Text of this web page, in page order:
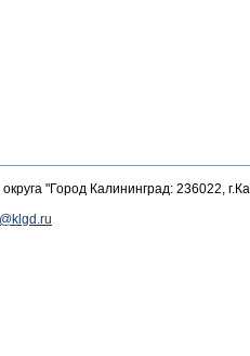
"Город Калининград: 236022,